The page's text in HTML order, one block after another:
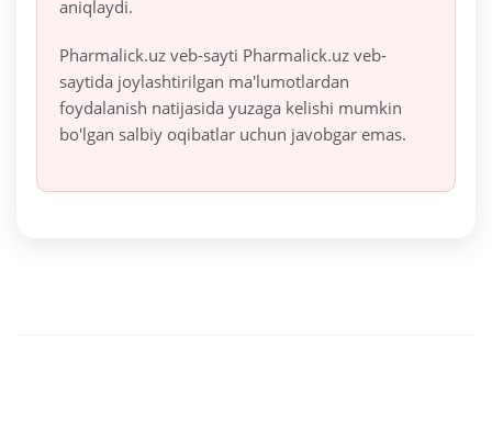
aniqlaydi.
Pharmalick.uz veb-sayti Pharmalick.uz veb-
saytida joylashtirilgan ma'lumotlardan
foydalanish natijasida yuzaga kelishi mumkin
bo'lgan salbiy oqibatlar uchun javobgar emas.